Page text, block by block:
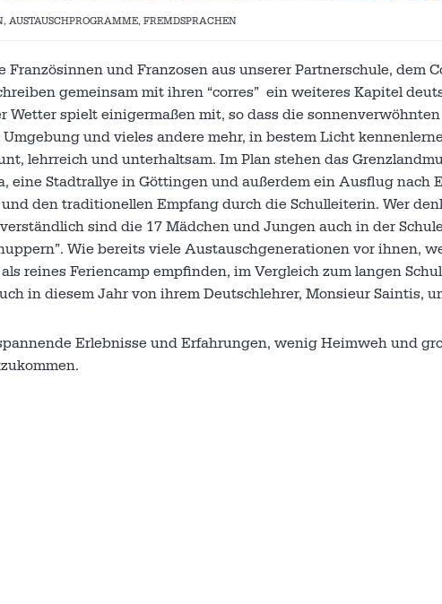
, AUSTAUSCH­PROGRAMME, FREMDSPRACHEN
und Franzosen aus unserer Partnerschule, dem
gemeinsam mit ihren “corres” ein weiteres Kapitel
Wetter spielt einigermaßen mit, so dass die sonnenverwöhnten
und vieles andere mehr, in bestem Licht
lehrreich und unterhaltsam. Im Plan stehen das
eine Stadtrallye in Göttingen und außerdem ein Ausflug nach
den traditionellen Empfang durch die Schulleiterin. Wer
sind die 17 Mädchen und Jungen auch in der
Wie bereits viele Austauschgenerationen vor ihnen,
reines Feriencamp empfinden, im Vergleich zum langen
in diesem Jahr von ihrem Deutschlehrer, Monsieur Saintis,
Erlebnisse und Erfahrungen, wenig Heimweh und